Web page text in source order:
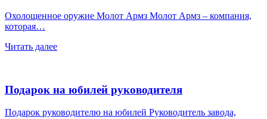
Охолощенное оружие Молот Армз Молот Армз – компания,
которая…
Читать далее
Подарок на юбилей руководителя
Подарок руководителю на юбилей Руководитель завода,